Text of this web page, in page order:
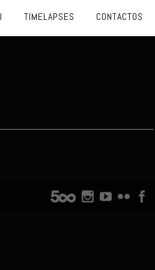
TIMELAPSES CONTACTOS